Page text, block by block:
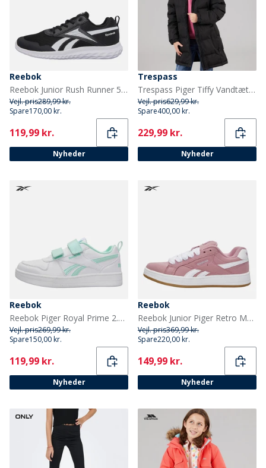
Reebok
Reebok Junior Rush Runner 5 Neutrale løbesko Sort/Sort/Hvid
Vejl. pris289,99 kr.
Spare170,00 kr.
Current
119,99 kr.
Nyheder
Trespass
Trespass Piger Tiffy Vandtæt Lang Polstret Hættejakke Sort
Vejl. pris629,99 kr.
Spare400,00 kr.
Current
229,99 kr.
Nyheder
Reebok
Reebok Piger Royal Prime 2.0 To Rem Krog Og Løkke Træningssko Hvid/Hvid/Glitch Aqua
Vejl. pris269,99 kr.
Spare150,00 kr.
Current
119,99 kr.
Nyheder
Reebok
Reebok Junior Piger Retro Mega Træningssko Dusty Rose/Hvid/Gum
Vejl. pris369,99 kr.
Spare220,00 kr.
Current
149,99 kr.
Nyheder